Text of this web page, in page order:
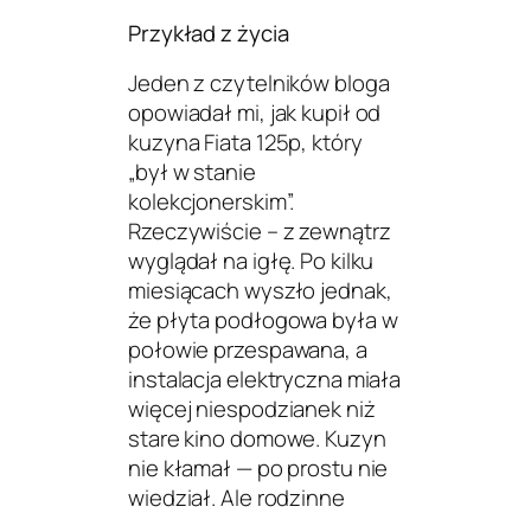
Przykład z życia
Jeden z czytelników bloga
opowiadał mi, jak kupił od
kuzyna Fiata 125p, który
„był w stanie
kolekcjonerskim”.
Rzeczywiście – z zewnątrz
wyglądał na igłę. Po kilku
miesiącach wyszło jednak,
że płyta podłogowa była w
połowie przespawana, a
instalacja elektryczna miała
więcej niespodzianek niż
stare kino domowe. Kuzyn
nie kłamał — po prostu nie
wiedział. Ale rodzinne